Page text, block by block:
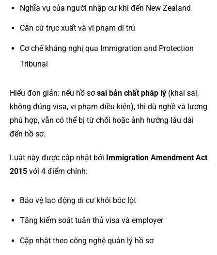
Nghĩa vụ của người nhập cư khi đến New Zealand
Căn cứ trục xuất và vi phạm di trú
Cơ chế kháng nghị qua Immigration and Protection
Tribunal
Hiểu đơn giản: nếu hồ sơsai bản chất pháp lý (khai sai,
không đúng visa, vi phạm điều kiện), thì dù nghề và lương
phù hợp, vẫn có thể bị từ chối hoặc ảnh hưởng lâu dài
đến hồ sơ.
Luật này được cập nhật bởi Immigration Amendment Act
2015 với 4 điểm chính:
Bảo vệ lao động di cư khỏi bóc lột
Tăng kiểm soát tuân thủ visa và employer
Cập nhật theo công nghệ quản lý hồ sơ